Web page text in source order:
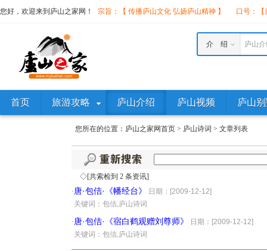
您好，欢迎来到庐山之家网！ 宗旨：【 传播庐山文化 弘扬庐山精神 】 口号：
庐山
介 绍
首页 旅游攻略 庐山介绍 庐山视频 庐山
您所在的位置： 庐山之家网首页 > 庐山诗词 > 文章列表
◇[共索检到 2 条资讯]
· 唐·包佶·《幡经台》
日期：[2009-12-12]
关键词：包佶,庐山诗词
· 唐·包佶·《宿白鹤观赠刘尊师》
日期：[2009-12-12]
关键词：包佶,庐山诗词